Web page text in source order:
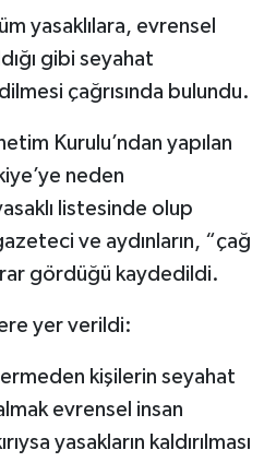
yasaklılara, evrensel
gibi seyahat
çağrısında bulundu.
Kurulu’ndan yapılan
neden
listesinde olup
ve aydınların, “çağ
gördüğü kaydedildi.
yer verildi:
kişilerin seyahat
evrensel insan
yasakların kaldırılması